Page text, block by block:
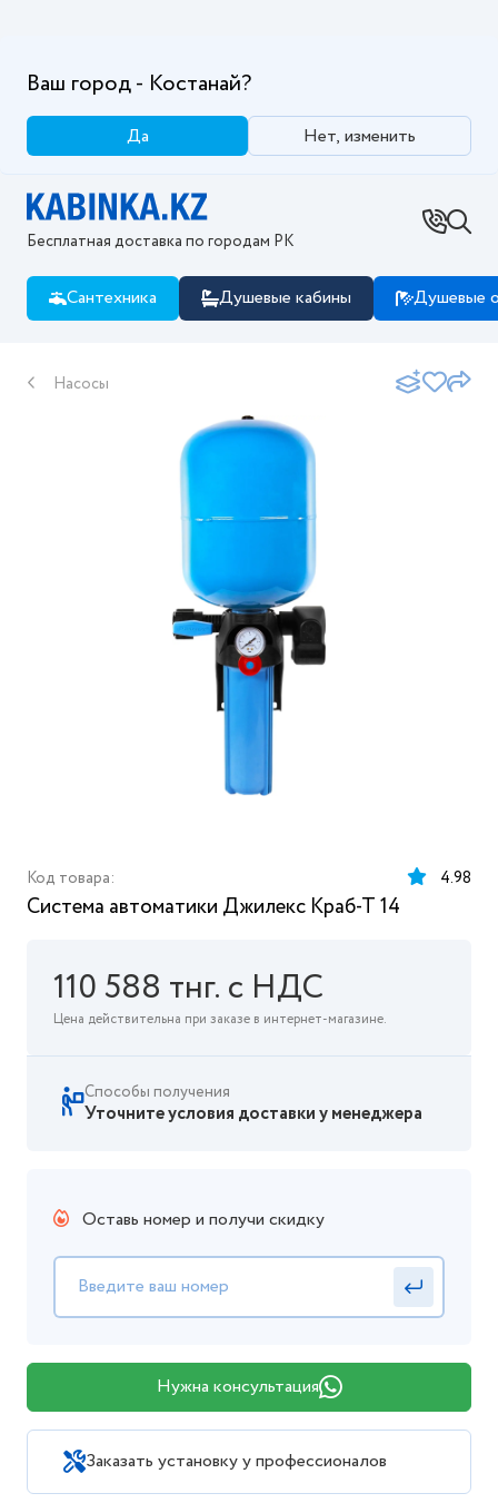
Ваш город - Костанай?
Да Нет, изменить
Бесплатная доставка по городам РК
Сантехника Душевые кабины Душевые
Насосы
Код товара: 4.98
Система автоматики Джилекс Краб-Т 14
110 588 тнг. с НДС
Цена действительна при заказе в интернет-магазине.
Способы получения
Уточните условия доставки у менеджера
Оставь номер и получи скидку
Нужна консультация
Заказать установку у профессионалов